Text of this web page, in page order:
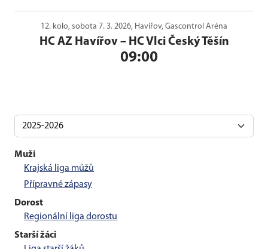
12. kolo, sobota 7. 3. 2026, Havířov, Gascontrol Aréna
HC AZ Havířov– HC Vlci Český Těšín
09:00
Muži
Krajská liga můžů
Přípravné zápasy
Dorost
Regionální liga dorostu
Starší žáci